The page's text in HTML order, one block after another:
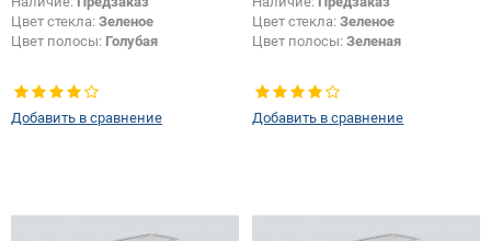
Цвет стекла: Зеленое
Цвет полосы: Голубая
Добавить в сравнение
Цвет стекла:Зеленое
Цвет полосы:Зеленая
Добавить в сравнение